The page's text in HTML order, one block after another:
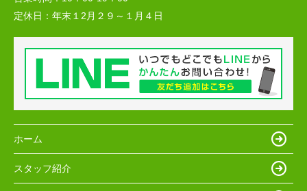
定休日： 年末１2月２９～１月４日
ホーム
スタッフ紹介